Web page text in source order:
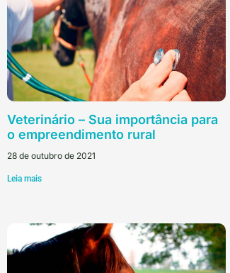
Veterinário – Sua importância para
o empreendimento rural
28 de outubro de 2021
Leia mais